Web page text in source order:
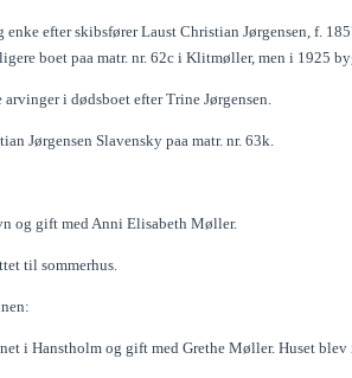
efter skibsfører Laust Christian Jørgensen, f.
boet paa matr. nr. 62c i Klitmøller, men i 1925
i dødsboet efter Trine Jørgensen.
Jørgensen Slavensky paa matr. nr. 63k.
og gift med Anni Elisabeth Møller.
til sommerhus.
i Hanstholm og gift med Grethe Møller. Huset blev